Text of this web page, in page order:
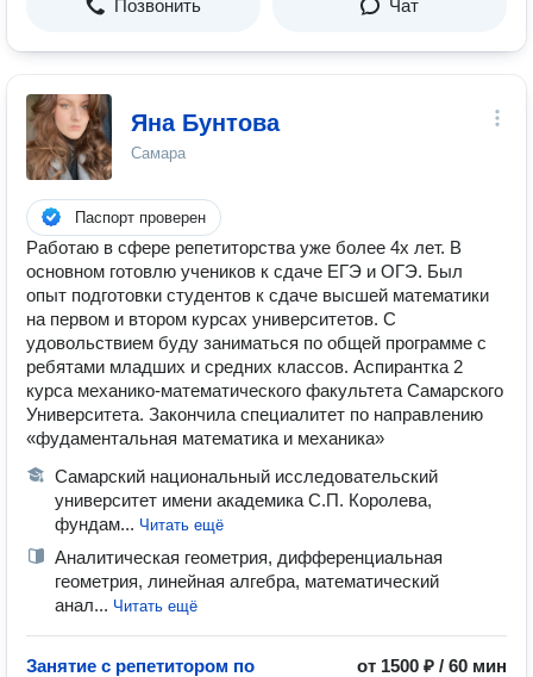
Позвонить Чат
Яна Бунтова
Самара
Паспорт проверен
Работаю в сфере репетиторства уже более 4х лет. В
основном готовлю учеников к сдаче ЕГЭ и ОГЭ. Был
опыт подготовки студентов к сдаче высшей математики
на первом и втором курсах университетов. С
удовольствием буду заниматься по общей программе с
ребятами младших и средних классов. Аспирантка 2
курса механико-математического факультета Самарского
Университета. Закончила специалитет по направлению
«фудаментальная математика и механика»
Самарский национальный исследовательский
университет имени академика С.П. Королева,
фундам... Читать ещё
Аналитическая геометрия, дифференциальная
геометрия, линейная алгебра, математический
анал... Читать ещё
Занятие с репетитором по
от 1500 ₽ / 60 мин